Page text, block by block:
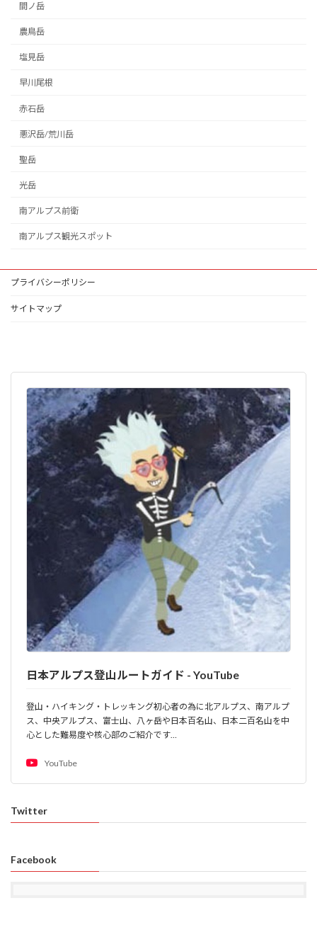
間ノ岳
農鳥岳
塩見岳
早川尾根
赤石岳
悪沢岳/荒川岳
聖岳
光岳
南アルプス前衛
南アルプス観光スポット
プライバシーポリシー
サイトマップ
日本アルプス登山ルートガイド - YouTube
登山・ハイキング・トレッキング初心者の為に北アルプス、南アルプ
ス、中央アルプス、富士山、八ヶ岳や日本百名山、日本二百名山を中
心とした難易度や核心部のご紹介です…
YouTube
Twitter
Facebook